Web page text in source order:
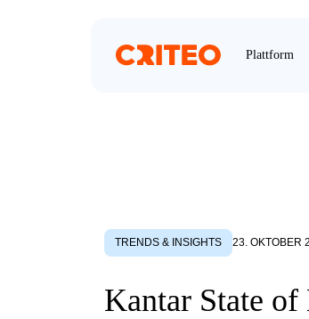
Plattform
TRENDS & INSIGHTS 23. OKTOBER
Kantar State of